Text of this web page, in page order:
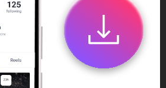
Перейти к боту